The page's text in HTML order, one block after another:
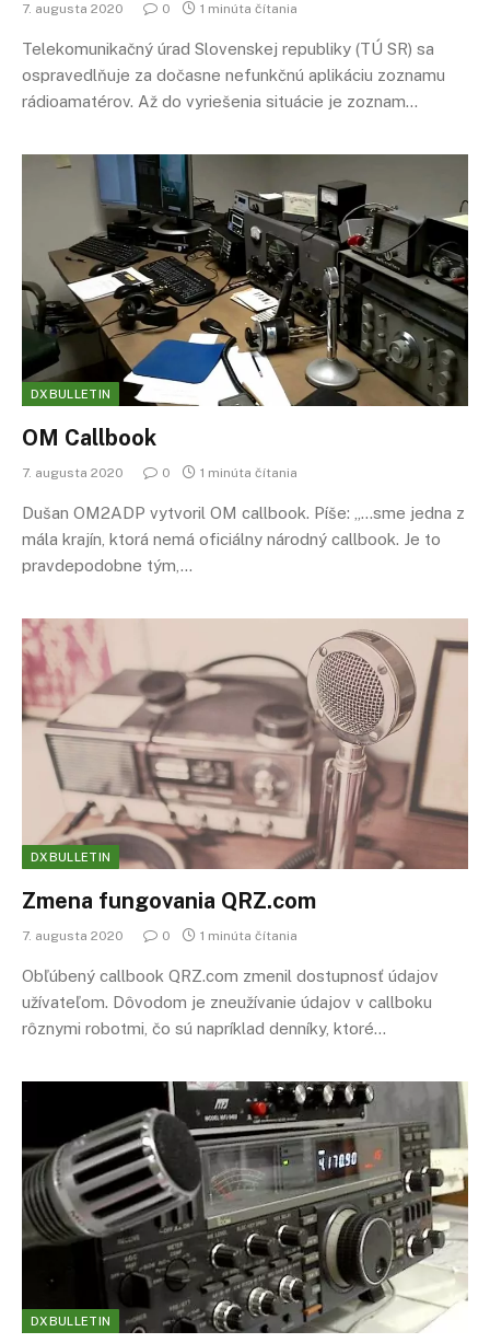
7. augusta 2020 0 1 minúta čítania
Telekomunikačný úrad Slovenskej republiky (TÚ SR) sa
ospravedlňuje za dočasne nefunkčnú aplikáciu zoznamu
rádioamatérov. Až do vyriešenia situácie je zoznam…
DXBULLETIN
OM Callbook
7. augusta 2020 0 1 minúta čítania
Dušan OM2ADP vytvoril OM callbook. Píše: „…sme jedna z
mála krajín, ktorá nemá oficiálny národný callbook. Je to
pravdepodobne tým,…
DXBULLETIN
Zmena fungovania QRZ.com
7. augusta 2020 0 1 minúta čítania
Obľúbený callbook QRZ.com zmenil dostupnosť údajov
užívateľom. Dôvodom je zneužívanie údajov v callboku
rôznymi robotmi, čo sú napríklad denníky, ktoré…
DXBULLETIN